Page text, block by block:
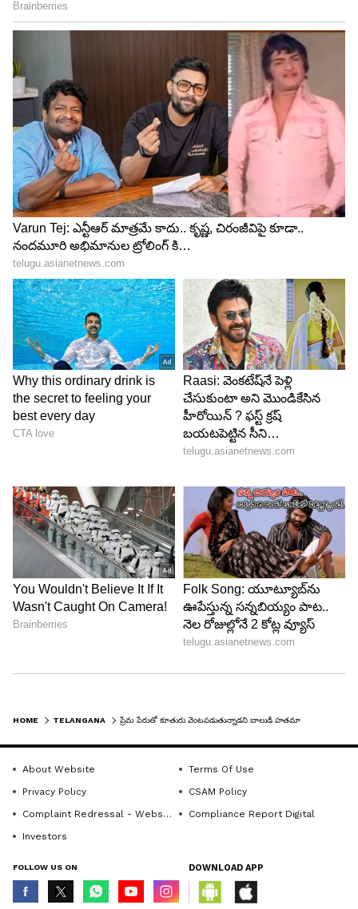
HOME TELANGANA
About Website
Terms Of Use
Privacy Policy
CSAM Policy
Complaint Redressal - Website
Compliance Report Digital
Investors
FOLLOW US ON DOWNLOAD APP